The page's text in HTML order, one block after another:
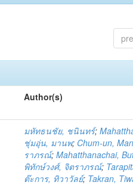
Author(s)
มหัทธนชัย, ชนินทร์;
ชุ่มอุ่น, มานพ; Chum-un,
ราภรณ์;Mahatthanachai,
พิทักษ์วงศ์, จิตราภรณ์;
ต๊ะการ, ทิวาวัลย์; Takran,